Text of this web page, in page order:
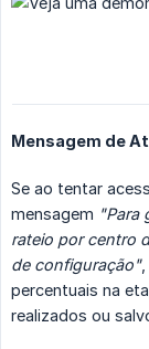
Mensagem de
Se ao tentar
mensagem "Para
rateio por centro
de configuração",
percentuais na
realizados ou